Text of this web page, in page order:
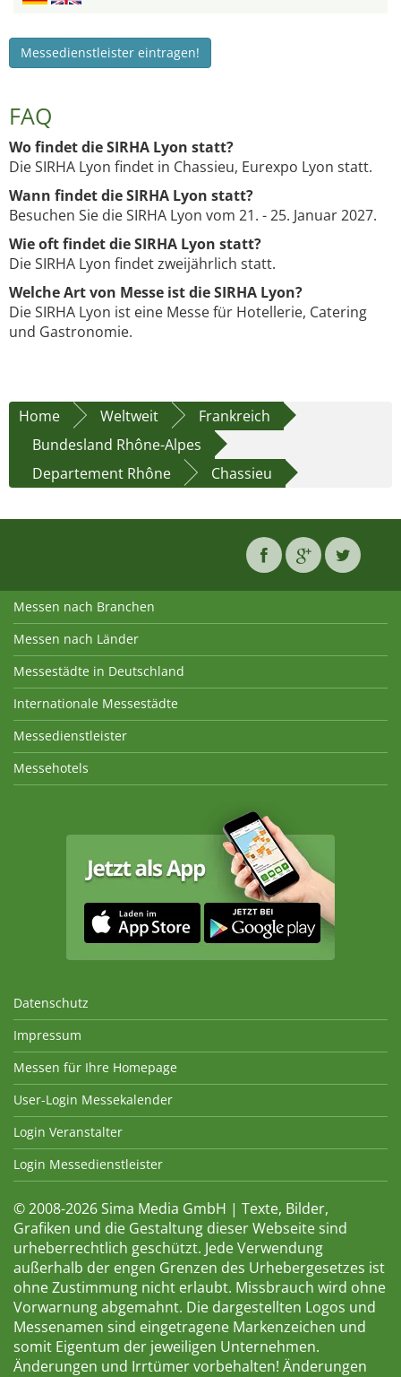
Messedienstleister eintragen!
FAQ
Wo findet die SIRHA Lyon statt?
Die SIRHA Lyon findet in Chassieu, Eurexpo Lyon statt.
Wann findet die SIRHA Lyon statt?
Besuchen Sie die SIRHA Lyon vom 21. - 25. Januar 2027.
Wie oft findet die SIRHA Lyon statt?
Die SIRHA Lyon findet zweijährlich statt.
Welche Art von Messe ist die SIRHA Lyon?
Die SIRHA Lyon ist eine Messe für Hotellerie, Catering
und Gastronomie.
Home Weltweit
Frankreich
Bundesland Rhône-Alpes
Departement Rhône
Chassieu
Messen nach Branchen
Messen nach Länder
Messestädte in Deutschland
Internationale Messestädte
Messedienstleister
Messehotels
Datenschutz
Impressum
Messen für Ihre Homepage
User-Login Messekalender
Login Veranstalter
Login Messedienstleister
© 2008-2026 Sima Media GmbH | Texte, Bilder,
Grafiken und die Gestaltung dieser Webseite sind
urheberrechtlich geschützt. Jede Verwendung
außerhalb der engen Grenzen des Urhebergesetzes ist
ohne Zustimmung nicht erlaubt. Missbrauch wird ohne
Vorwarnung abgemahnt. Die dargestellten Logos und
Messenamen sind eingetragene Markenzeichen und
somit Eigentum der jeweiligen Unternehmen.
Änderungen und Irrtümer vorbehalten! Änderungen